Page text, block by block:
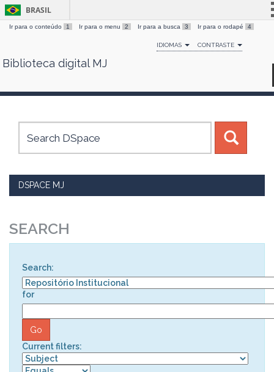
Skip
BRASIL
Simplifique!
Comunica BR
Canais
Ir para o conteúdo 1 Ir para o menu 2 Ir para a busca 3 Ir para o rodapé 4
IDIOMAS CONTRASTE
Biblioteca digital MJ
DSPACE MJ
SEARCH
Search:
for
Current filters: